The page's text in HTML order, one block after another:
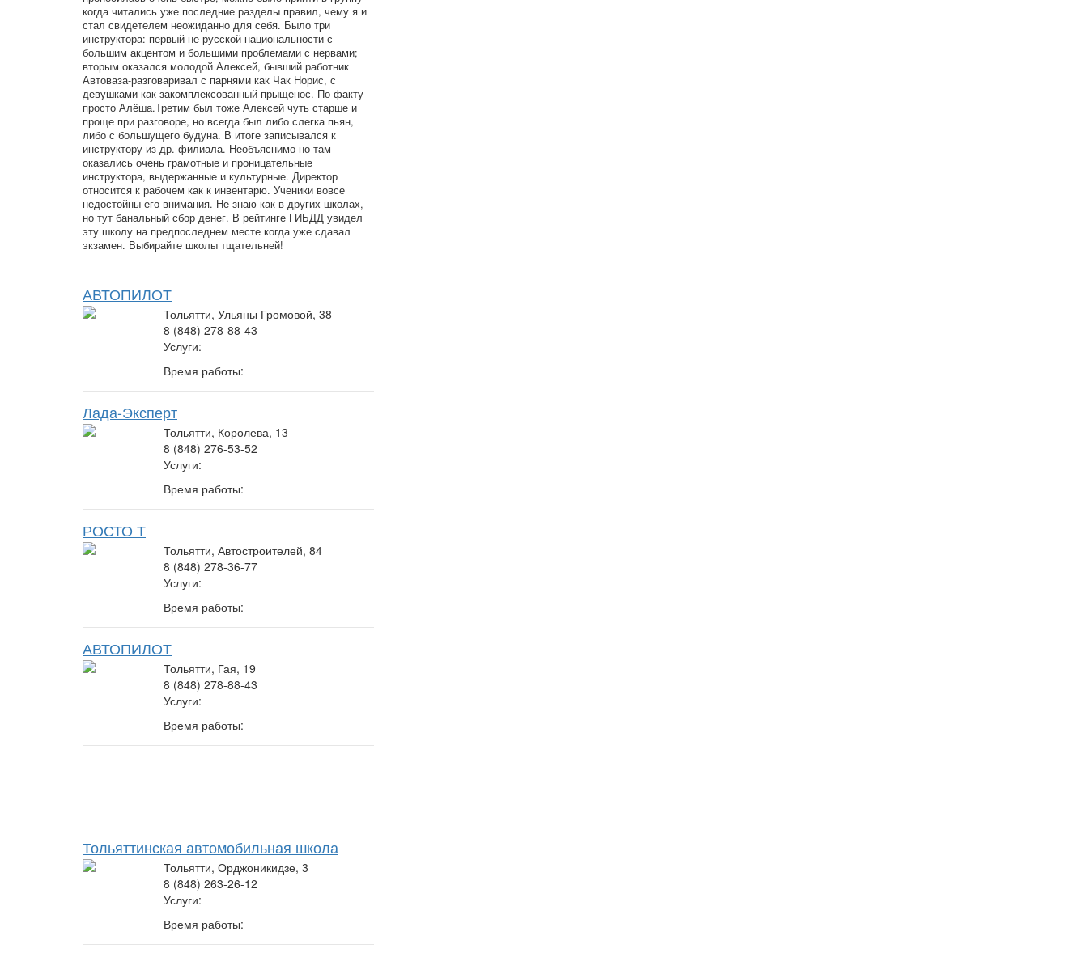
когда читались уже последние разделы правил, чему я и
стал свидетелем неожиданно для себя. Было три
инструктора: первый не русской национальности с
большим акцентом и большими проблемами с нервами;
вторым оказался молодой Алексей, бывший работник
Автоваза-разговаривал с парнями как Чак Норис, с
девушками как закомплексованный прыщенос. По факту
просто Алёша.Третим был тоже Алексей чуть старше и
проще при разговоре, но всегда был либо слегка пьян,
либо с большущего будуна. В итоге записывался к
инструктору из др. филиала. Необъяснимо но там
оказались очень грамотные и проницательные
инструктора, выдержанные и культурные. Директор
относится к рабочем как к инвентарю. Ученики вовсе
недостойны его внимания. Не знаю как в других школах,
но тут банальный сбор денег. В рейтинге ГИБДД увидел
эту школу на предпоследнем месте когда уже сдавал
экзамен. Выбирайте школы тщательней!
АВТОПИЛОТ
Тольятти, Ульяны Громовой, 38
8 (848) 278-88-43
Услуги:
Время работы:
Лада-Эксперт
Тольятти, Королева, 13
8 (848) 276-53-52
Услуги:
Время работы:
РОСТО Т
Тольятти, Автостроителей, 84
8 (848) 278-36-77
Услуги:
Время работы:
АВТОПИЛОТ
Тольятти, Гая, 19
8 (848) 278-88-43
Услуги:
Время работы:
Тольяттинская автомобильная школа
Тольятти, Орджоникидзе, 3
8 (848) 263-26-12
Услуги:
Время работы: